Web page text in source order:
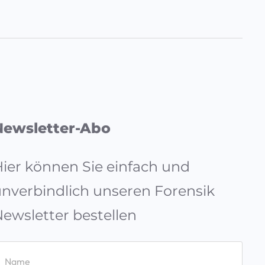
Abo
können Sie einfach und
unseren Forensik
bestellen